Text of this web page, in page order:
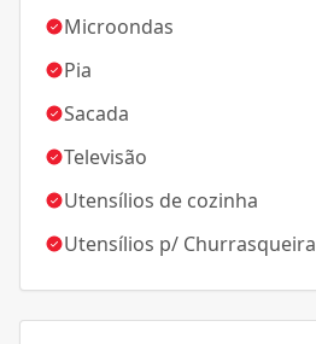
Microondas
Pia
Sacada
Televisão
Utensílios de cozinha
Utensílios p/ Churrasqueira